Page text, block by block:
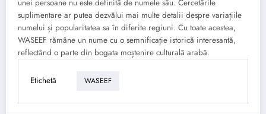
unei persoane nu este definită de numele său. Cercetările
suplimentare ar putea dezvălui mai multe detalii despre variațiile
numelui și popularitatea sa în diferite regiuni. Cu toate acestea,
WASEEF rămâne un nume cu o semnificație istorică interesantă,
reflectând o parte din bogata moștenire culturală arabă.
Etichetă WASEEF